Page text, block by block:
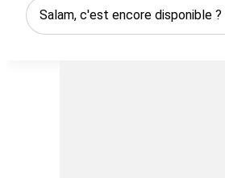
💥 Très bon état – Offre
RATER